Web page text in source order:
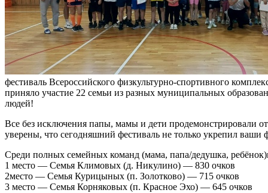
фестиваль Всероссийского физкультурно-спортивного
приняло участие 22 семьи из разных муниципальных
людей!
Все без исключения папы, мамы и дети продемонстрировали
уверены, что сегодняшний фестиваль не только укрепил
Среди полных семейных команд (мама, папа/дедушка,
1 место — Семья Климовых (д. Никулино) — 830 очков
2место — Семья Курицыных (п. Золотково) — 715 очков
3 место — Семья Корняковых (п. Красное Эхо) — 645 очков